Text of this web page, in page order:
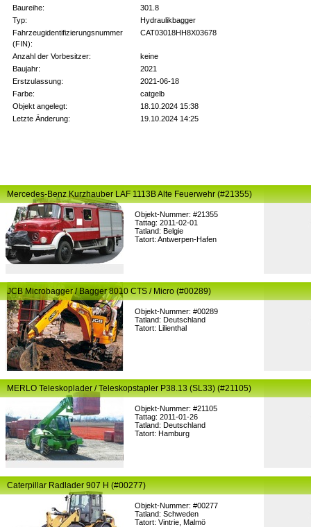
Baureihe:
301.8
Typ:
Hydraulikbagger
Fahrzeugidentifizierungsnummer
(FIN):
CAT03018HH8X03678
Anzahl der Vorbesitzer:
keine
Baujahr:
2021
Erstzulassung:
2021-06-18
Farbe:
catgelb
Objekt angelegt:
18.10.2024 15:38
Letzte Änderung:
19.10.2024 14:25
Objekt-Nummer: #21355
Tattag: 2011-02-01
Tatland: Belgie
Tatort: Antwerpen-Hafen
Mercedes-Benz Kurzhauber LAF 1113B Alte Feuerwehr (#21355)
Objekt-Nummer: #00289
Tatland: Deutschland
Tatort: Lilienthal
JCB Microbagger / Bagger 8010 CTS / Micro (#00289)
Objekt-Nummer: #21105
Tattag: 2011-01-26
Tatland: Deutschland
Tatort: Hamburg
MERLO Teleskoplader / Teleskopstapler P38.13 (SL33) (#21105)
Objekt-Nummer: #00277
Tatland: Schweden
Tatort: Vintrie, Malmö
Caterpillar Radlader 907 H (#00277)